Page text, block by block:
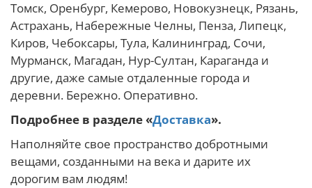
Томск, Оренбург, Кемерово, Новокузнецк, Рязань,
Астрахань, Набережные Челны, Пенза, Липецк,
Киров, Чебоксары, Тула, Калининград, Сочи,
Мурманск, Магадан, Нур-Султан, Караганда и
другие, даже самые отдаленные города и
деревни. Бережно. Оперативно.
Подробнее в разделе «Доставка».
Наполняйте свое пространство добротными
вещами, созданными на века и дарите их
дорогим вам людям!